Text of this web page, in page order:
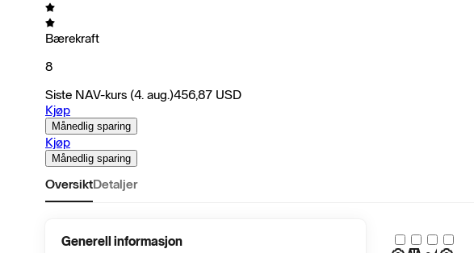
Bærekraft
8
Siste NAV-kurs (4. aug.)456,87 USD
Kjøp
Månedlig sparing
Kjøp
Månedlig sparing
OversiktDetaljer
Generell informasjon